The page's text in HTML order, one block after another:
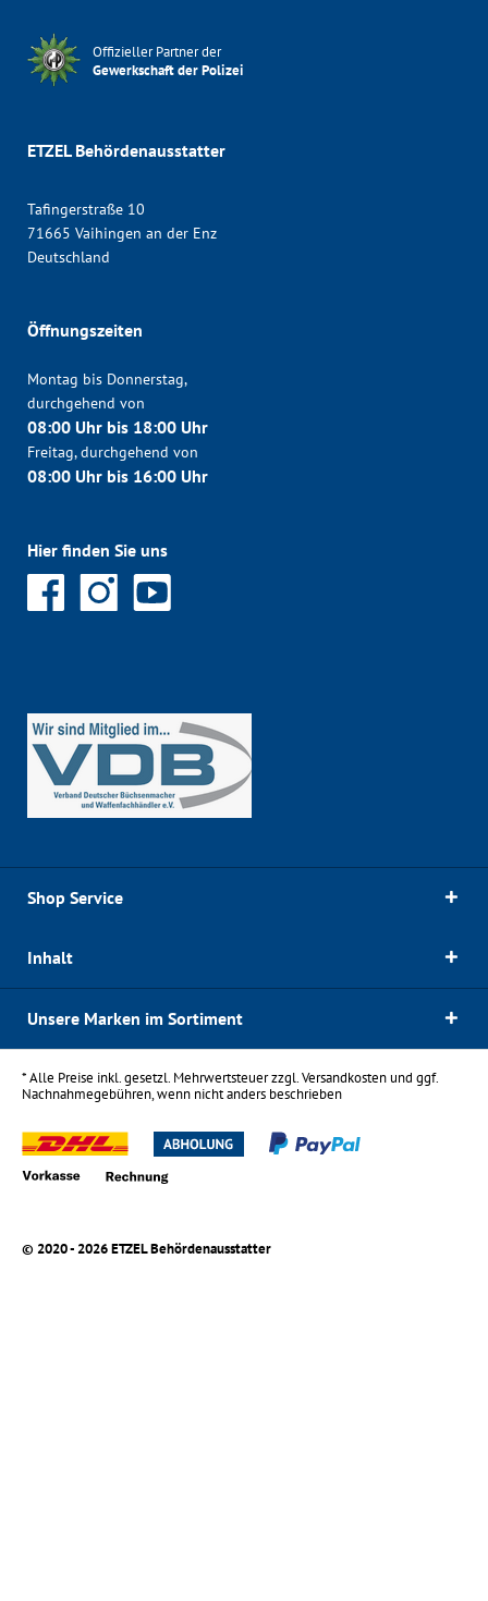
Offizieller Partner der
Gewerkschaft der Polizei
ETZEL Behördenausstatter
Tafingerstraße 10
71665 Vaihingen an der Enz
Deutschland
Öffnungszeiten
Montag bis Donnerstag,
durchgehend von
08:00 Uhr bis 18:00 Uhr
Freitag, durchgehend von
08:00 Uhr bis 16:00 Uhr
Hier finden Sie uns
Shop Service
Inhalt
Unsere Marken im Sortiment
* Alle Preise inkl. gesetzl. Mehrwertsteuer zzgl.Versandkostenund ggf.
Nachnahmegebühren, wenn nicht anders beschrieben
© 2020 - 2026 ETZEL Behördenausstatter